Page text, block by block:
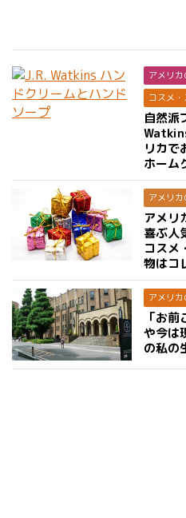
アメリ
コスメ
自然派
リカで
ホーム
アメリ
アメリ
喜ぶ人
コスメ
物はコ
アメリ
「お
や今は
の私の